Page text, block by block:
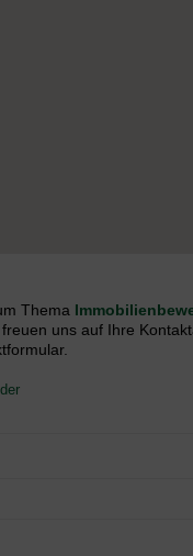
Thema
freuen uns auf Ihre